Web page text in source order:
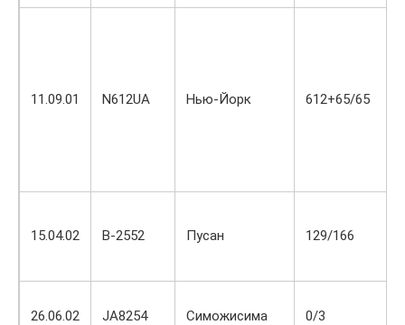
11.09.01 N612UA Нью-Йорк 612+65/65
15.04.02 B-2552 Пусан 129/166
26.06.02 JA8254 Симожисима 0/3